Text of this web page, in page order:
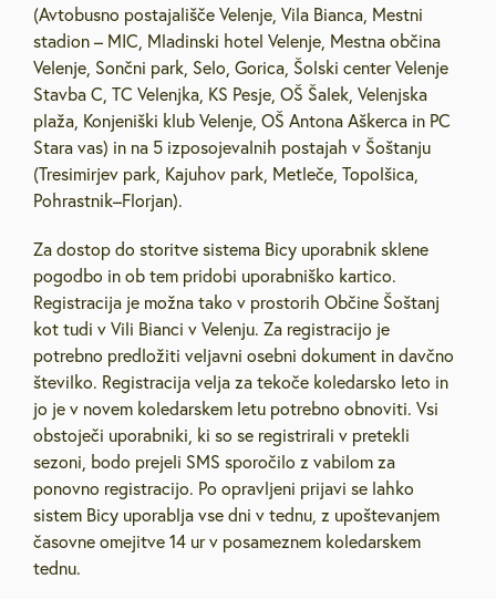
(Avtobusno postajališče Velenje, Vila Bianca, Mestni
stadion – MIC, Mladinski hotel Velenje, Mestna občina
Velenje, Sončni park, Selo, Gorica, Šolski center Velenje
Stavba C, TC Velenjka, KS Pesje, OŠ Šalek, Velenjska
plaža, Konjeniški klub Velenje, OŠ Antona Aškerca in PC
Stara vas) in na 5 izposojevalnih postajah v Šoštanju
(Tresimirjev park, Kajuhov park, Metleče, Topolšica,
Pohrastnik–Florjan).
Za dostop do storitve sistema Bicy uporabnik sklene
pogodbo in ob tem pridobi uporabniško kartico.
Registracija je možna tako v prostorih Občine Šoštanj
kot tudi v Vili Bianci v Velenju. Za registracijo je
potrebno predložiti veljavni osebni dokument in davčno
številko. Registracija velja za tekoče koledarsko leto in
jo je v novem koledarskem letu potrebno obnoviti. Vsi
obstoječi uporabniki, ki so se registrirali v pretekli
sezoni, bodo prejeli SMS sporočilo z vabilom za
ponovno registracijo. Po opravljeni prijavi se lahko
sistem Bicy uporablja vse dni v tednu, z upoštevanjem
časovne omejitve 14 ur v posameznem koledarskem
tednu.